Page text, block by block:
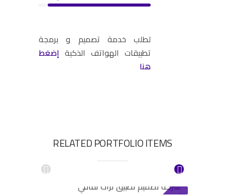
لطلب خدمة تصميم و برمجة
تطبيقات الهواتف الذكية إضغط
هنا
RELATED PORTFOLIO ITEMS